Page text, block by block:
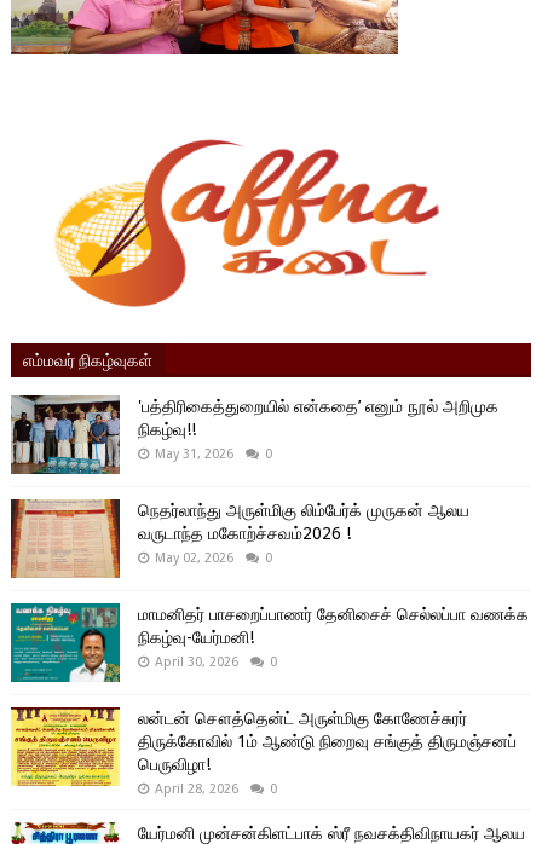
எம்மவர் நிகழ்வுகள்
'பத்திரிகைத்துறையில் என்கதை’ எனும் நூல் அறிமுக
நிகழ்வு!!
May 31, 2026 0
நெதர்லாந்து அருள்மிகு லிம்பேர்க் முருகன் ஆலய
வருடாந்த மகோற்ச்சவம்2026 !
May 02, 2026 0
மாமனிதர் பாசறைப்பாணர் தேனிசைச் செல்லப்பா வணக்க
நிகழ்வு-யேர்மனி!
April 30, 2026 0
லன்டன் சௌத்தென்ட் அருள்மிகு கோணேச்சுரர்
திருக்கோவில் 1ம் ஆண்டு நிறைவு சங்குத் திருமஞ்சனப்
பெருவிழா!
April 28, 2026 0
யேர்மனி முன்சன்கிளட்பாக் ஸ்ரீ நவசக்திவிநாயகர் ஆலய